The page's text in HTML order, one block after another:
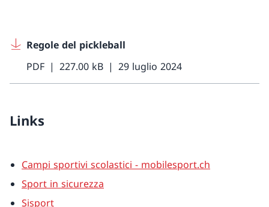
Regole del pickleball
PDF
227.00 kB 29 luglio 2024
Links
Campi sportivi scolastici - mobilesport.ch
Sport in sicurezza
Sisport